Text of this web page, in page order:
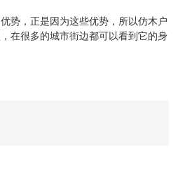
，正是因为这些优势，所以仿木户
在很多的城市街边都可以看到它的身